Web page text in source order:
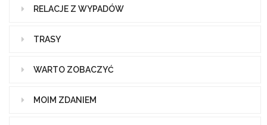
RELACJE Z WYPADÓW
TRASY
WARTO ZOBACZYĆ
MOIM ZDANIEM